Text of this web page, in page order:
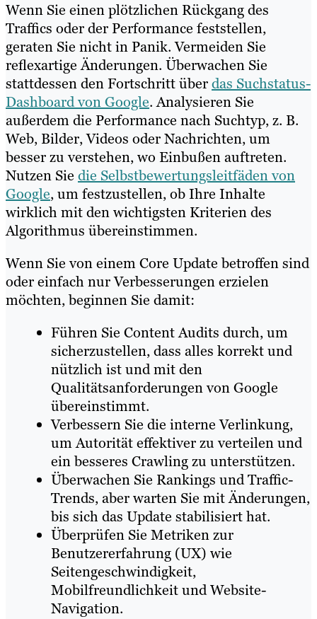
Wenn Sie einen plötzlichen Rückgang des
Traffics oder der Performance feststellen,
geraten Sie nicht in Panik. Vermeiden Sie
reflexartige Änderungen. Überwachen Sie
stattdessen den Fortschritt überdas Suchstatus-
Dashboard von Google. Analysieren Sie
außerdem die Performance nach Suchtyp, z. B.
Web, Bilder, Videos oder Nachrichten, um
besser zu verstehen, wo Einbußen auftreten.
Nutzen Sie die Selbstbewertungsleitfäden von
Google, um festzustellen, ob Ihre Inhalte
wirklich mit den wichtigsten Kriterien des
Algorithmus übereinstimmen.
Wenn Sie von einem Core Update betroffen sind
oder einfach nur Verbesserungen erzielen
möchten, beginnen Sie damit:
Führen Sie Content Audits durch, um
sicherzustellen, dass alles korrekt und
nützlich ist und mit den
Qualitätsanforderungen von Google
übereinstimmt.
Verbessern Sie die interne Verlinkung,
um Autorität effektiver zu verteilen und
ein besseres Crawling zu unterstützen.
Überwachen Sie Rankings und Traffic-
Trends, aber warten Sie mit Änderungen,
bis sich das Update stabilisiert hat.
Überprüfen Sie Metriken zur
Benutzererfahrung (UX) wie
Seitengeschwindigkeit,
Mobilfreundlichkeit und Website-
Navigation.